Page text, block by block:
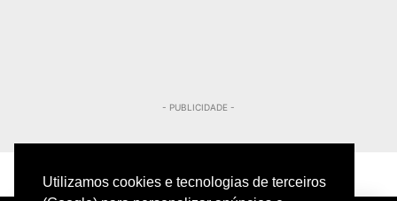
Utilizamos cookies e tecnologias de terceiros
- PUBLICIDADE -